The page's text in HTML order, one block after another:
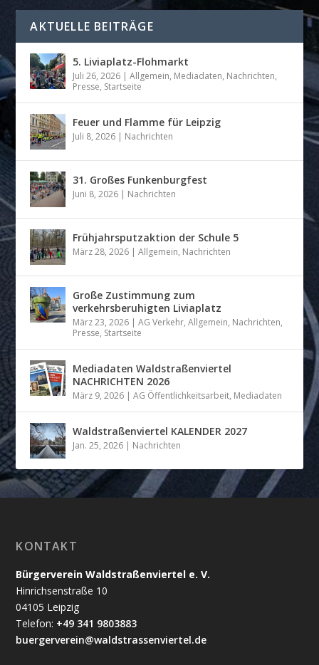
AKTUELLE BEITRÄGE
5. Liviaplatz-Flohmarkt
Juli 26, 2026 |Allgemein, Mediadaten, Nachrichten,
Presse, Startseite
Feuer und Flamme für Leipzig
Juli 8, 2026 | Nachrichten
31. Großes Funkenburgfest
Juni 8, 2026 | Nachrichten
Frühjahrsputzaktion der Schule 5
März 28, 2026 |Allgemein, Nachrichten
Große Zustimmung zum
verkehrsberuhigten Liviaplatz
März 23, 2026 |AG Verkehr,Allgemein, Nachrichten,
Presse, Startseite
Mediadaten Waldstraßenviertel
NACHRICHTEN 2026
März 9, 2026 |AG Öffentlichkeitsarbeit, Mediadaten
Waldstraßenviertel KALENDER 2027
Jan. 25, 2026 | Nachrichten
KONTAKT
Bürgerverein Waldstraßenviertel e. V.
Hinrichsenstraße 10
04105 Leipzig
Telefon: +49 341 9803883
buergerverein@waldstrassenviertel.de